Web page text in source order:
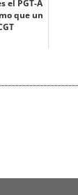
el PGT-A
que un